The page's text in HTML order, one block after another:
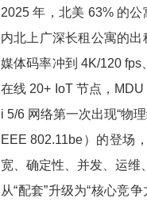
样，被资本市场
2025 年，北美 63% 的公
内北上广深长租公寓的
媒体码率冲到 4K/120
在线 20+ IoT 节点，
i 5/6 网络第一次出现“物
EEE 802.11be）的登场
宽、确定性、并发、运维
从“配套”升级为“核心竞